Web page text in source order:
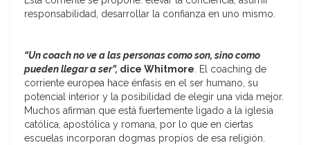
responsabilidad, desarrollar la confianza en uno mismo.
“Un coach no ve a las personas como son, sino como
pueden llegar a ser”, dice Whitmore. El coaching de
corriente europea hace énfasis en el ser humano, su
potencial interior y la posibilidad de elegir una vida mejor.
Muchos afirman que está fuertemente ligado a la iglesia
católica, apostólica y romana, por lo que en ciertas
escuelas incorporan dogmas propios de esa religión.